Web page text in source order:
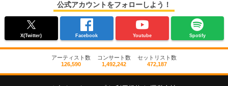
公式アカウントをフォローしよう！
X(Twitter) Facebook Youtube Spotify
アーティスト数
126,590
コンサート数
1,492,242
セットリスト数
472,187